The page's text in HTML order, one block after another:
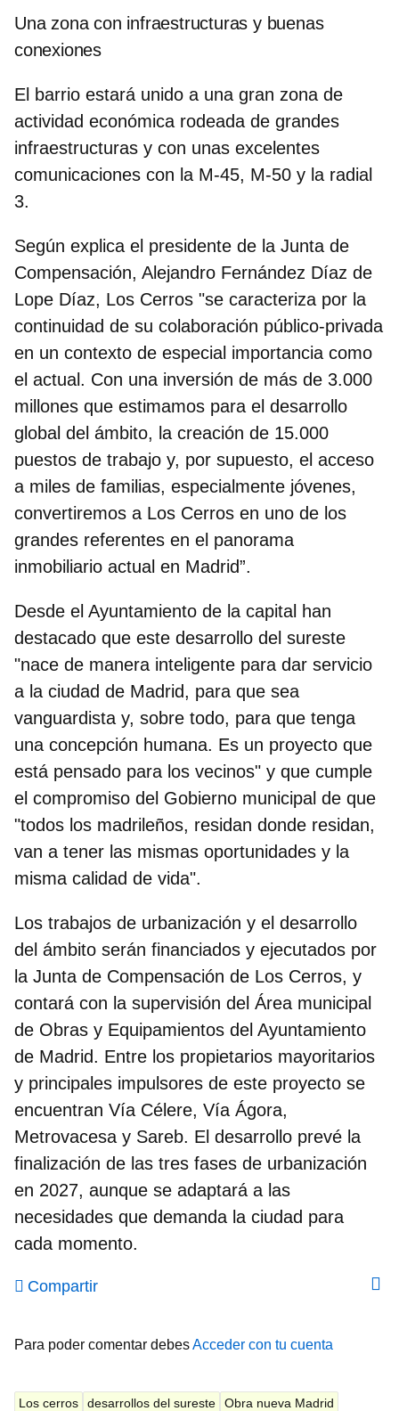
Una zona con infraestructuras y buenas
conexiones
El barrio estará unido a una gran zona de
actividad económica rodeada de grandes
infraestructuras y con unas excelentes
comunicaciones con la M-45, M-50 y la radial
3.
Según explica el presidente de la Junta de
Compensación, Alejandro Fernández Díaz de
Lope Díaz, Los Cerros "se caracteriza por la
continuidad de su colaboración público-privada
en un contexto de especial importancia como
el actual. Con una inversión de más de 3.000
millones que estimamos para el desarrollo
global del ámbito, la creación de 15.000
puestos de trabajo y, por supuesto, el acceso
a miles de familias, especialmente jóvenes,
convertiremos a Los Cerros en uno de los
grandes referentes en el panorama
inmobiliario actual en Madrid”.
Desde el Ayuntamiento de la capital han
destacado que este desarrollo del sureste
"nace de manera inteligente para dar servicio
a la ciudad de Madrid, para que sea
vanguardista y, sobre todo, para que tenga
una concepción humana. Es un proyecto que
está pensado para los vecinos" y que cumple
el compromiso del Gobierno municipal de que
"todos los madrileños, residan donde residan,
van a tener las mismas oportunidades y la
misma calidad de vida".
Los trabajos de urbanización y el desarrollo
del ámbito serán financiados y ejecutados por
la Junta de Compensación de Los Cerros, y
contará con la supervisión del Área municipal
de Obras y Equipamientos del Ayuntamiento
de Madrid. Entre los propietarios mayoritarios
y principales impulsores de este proyecto se
encuentran Vía Célere, Vía Ágora,
Metrovacesa y Sareb. El desarrollo prevé la
finalización de las tres fases de urbanización
en 2027, aunque se adaptará a las
necesidades que demanda la ciudad para
cada momento.
Compartir
Para poder comentar debesAcceder con tu cuenta
Los cerros desarrollos del sureste Obra nueva Madrid